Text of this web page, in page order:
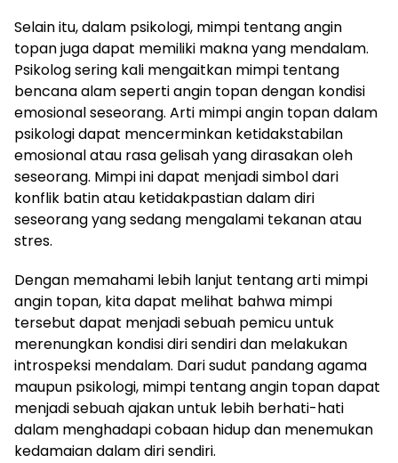
Selain itu, dalam psikologi, mimpi tentang angin
topan juga dapat memiliki makna yang mendalam.
Psikolog sering kali mengaitkan mimpi tentang
bencana alam seperti angin topan dengan kondisi
emosional seseorang. Arti mimpi angin topan dalam
psikologi dapat mencerminkan ketidakstabilan
emosional atau rasa gelisah yang dirasakan oleh
seseorang. Mimpi ini dapat menjadi simbol dari
konflik batin atau ketidakpastian dalam diri
seseorang yang sedang mengalami tekanan atau
stres.
Dengan memahami lebih lanjut tentang arti mimpi
angin topan, kita dapat melihat bahwa mimpi
tersebut dapat menjadi sebuah pemicu untuk
merenungkan kondisi diri sendiri dan melakukan
introspeksi mendalam. Dari sudut pandang agama
maupun psikologi, mimpi tentang angin topan dapat
menjadi sebuah ajakan untuk lebih berhati-hati
dalam menghadapi cobaan hidup dan menemukan
kedamaian dalam diri sendiri.